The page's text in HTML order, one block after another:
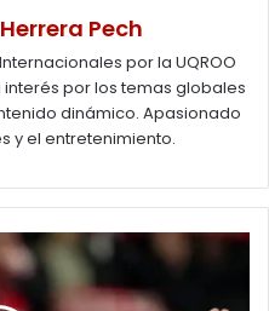
Pech
por la UQROO
por los temas globales
dinámico. Apasionado
y el entretenimiento.